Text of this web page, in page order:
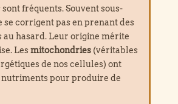
fréquents. Souvent sous-
se corrigent pas en prenant des
au hasard. Leur origine mérite
Lesmitochondries(véritables
de nos cellules) ont
nutriments pour produire de